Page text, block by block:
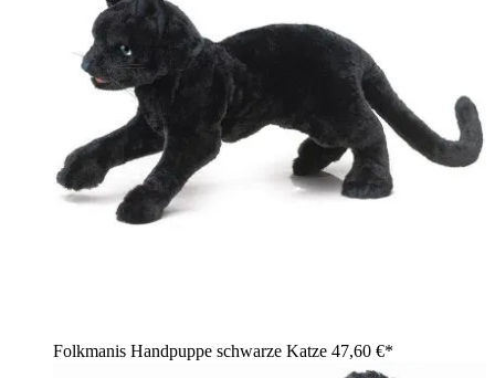
Folkmanis Handpuppe schwarze Katze 47,60 €*